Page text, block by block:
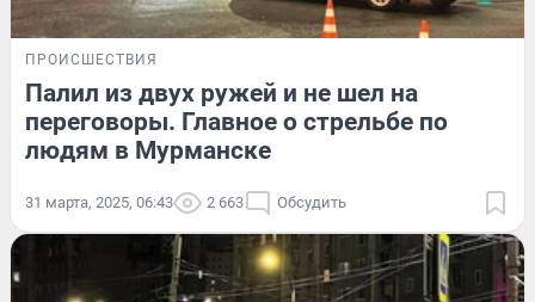
ПРОИСШЕСТВИЯ
Палил из двух ружей и не шел на
переговоры. Главное о стрельбе по
людям в Мурманске
31 марта, 2025, 06:43 2 663 Обсудить